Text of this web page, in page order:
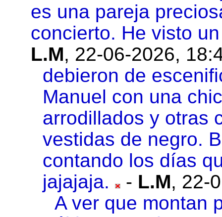
es una pareja
concierto. He visto
L.M, 22-06-2026,
debieron de
Manuel con una
arrodillados y otras
vestidas de negro.
contando los días
jajajaja.
- L.M, 22-
A ver que montan